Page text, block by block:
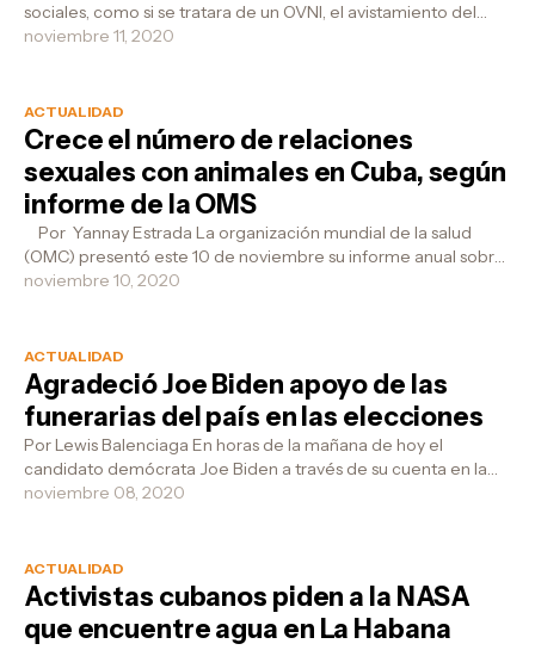
sociales, como si se tratara de un OVNI, el avistamiento del
doble de Fidel Castro h...
noviembre 11, 2020
ACTUALIDAD
Crece el número de relaciones
sexuales con animales en Cuba, según
informe de la OMS
Por Yannay Estrada La organización mundial de la salud
(OMC) presentó este 10 de noviembre su informe anual sobre
educación sexual y se...
noviembre 10, 2020
ACTUALIDAD
Agradeció Joe Biden apoyo de las
funerarias del país en las elecciones
Por Lewis Balenciaga En horas de la mañana de hoy el
candidato demócrata Joe Biden a través de su cuenta en la
red social Twitter, agradec...
noviembre 08, 2020
ACTUALIDAD
Activistas cubanos piden a la NASA
que encuentre agua en La Habana